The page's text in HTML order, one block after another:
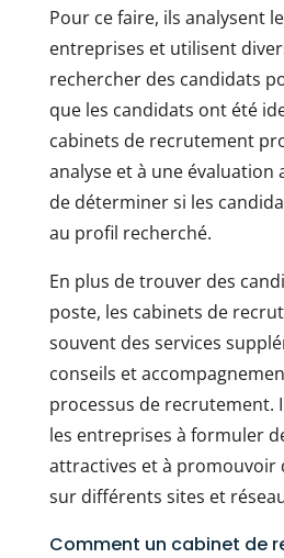
Pour ce faire, ils analysent
entreprises et utilisent
rechercher des candidats
que les candidats ont été
cabinets de recrutement
analyse et à une évaluation
de déterminer si les
au profil recherché.
En plus de trouver des
poste, les cabinets de
souvent des services
conseils et
processus de recrutement.
les entreprises à formuler
attractives et à promouvoir
sur différents sites et
Comment un cabinet de